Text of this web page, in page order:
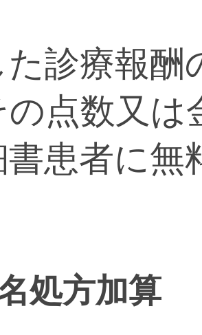
診療報酬
の点数又は
書患者に無
処方加算